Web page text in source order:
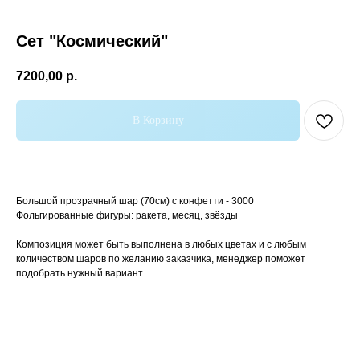
Сет "Космический"
7200,00 р.
В Корзину
Большой прозрачный шар (70см) с конфетти - 3000
Фольгированные фигуры: ракета, месяц, звёзды
Композиция может быть выполнена в любых цветах и с любым
количеством шаров по желанию заказчика, менеджер поможет
подобрать нужный вариант